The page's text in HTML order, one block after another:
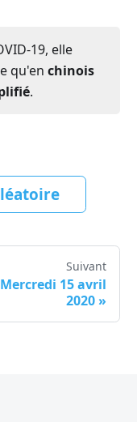
19, elle
qu'en chinois
.
Suivant
Mercredi 15 avril
2020 »